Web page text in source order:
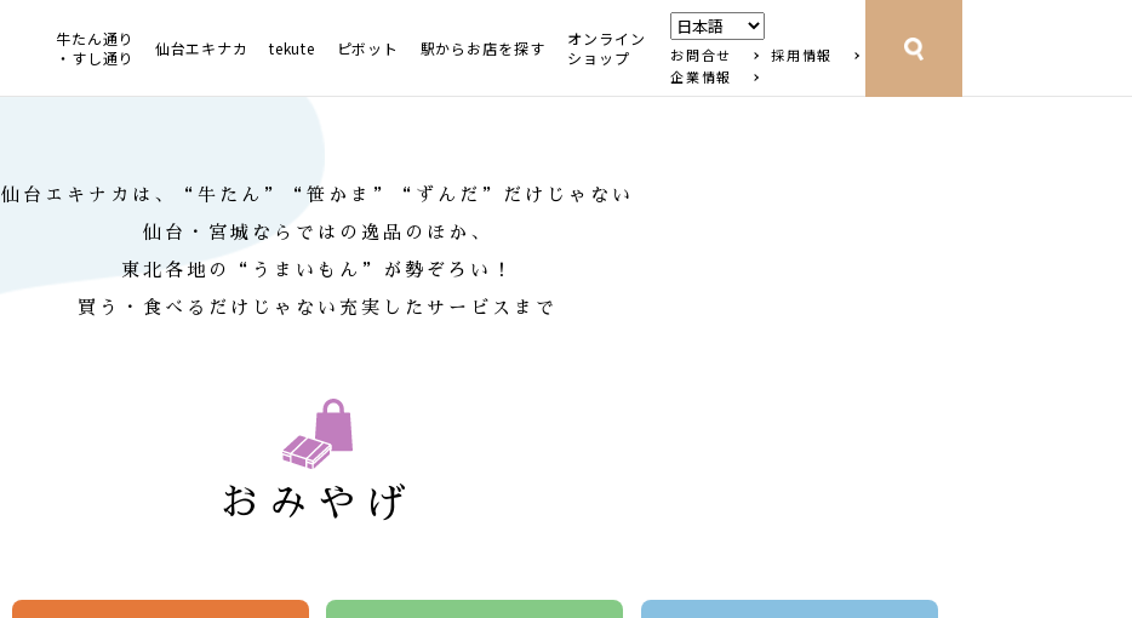
牛たん通り
・すし通り
仙台エキナカ tekute ピボット 駅からお店を探す
オンライン
ショップ
お問合せ
採用情報
企業情報
仙台エキナカは、“牛たん” “笹かま”“ずんだ”だけじゃない
仙台・宮城ならではの逸品のほか、
東北各地の“うまいもん”が勢ぞろい！
買う・食べるだけじゃない 充実したサービスまで
おみやげ